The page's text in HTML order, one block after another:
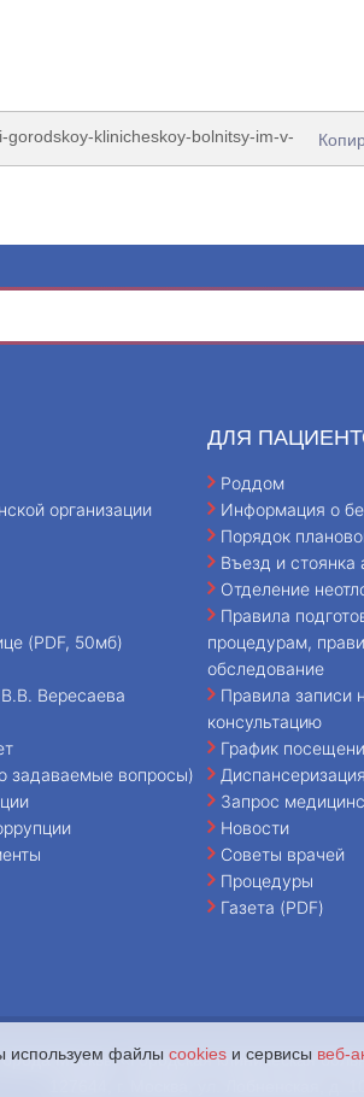
организации
(PDF, 50мб)
Вересаева
задаваемые вопросы)
ДЛЯ
Роддом
Информация о
Порядок
Въезд и стоянка
Отделение
Правила
процедурам,
обследование
Правила записи
консультацию
График
Запрос
Новости
Советы врачей
Процедуры
Газета (PDF)
Москвы «Городская клиническая
используем файлы cookies и сервисы веб-